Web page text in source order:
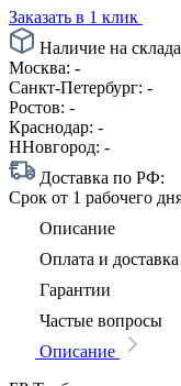
Заказать в 1 клик
Наличие на
Москва: -
Санкт-Петербург: -
Ростов: -
Краснодар: -
ННовгород: -
Доставка по РФ:
Срок от 1 рабочего
Описание
Оплата и доставка
Гарантии
Частые вопросы
Описание